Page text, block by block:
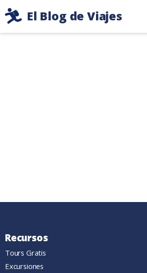
al
contenido
El Blog de Viajes
Consejos
Recursos
Tours Gratis
Excursiones